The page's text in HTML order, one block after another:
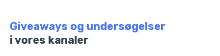
Giveaways og undersøgelser
i vores kanaler